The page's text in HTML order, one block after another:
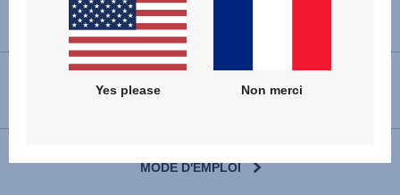
VOIR LES PIÈCES DÉTACHÉES
MODE D'EMPLOI
Yes please Non merci